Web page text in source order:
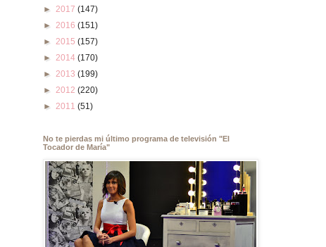
► 2017 (147)
► 2016 (151)
► 2015 (157)
► 2014 (170)
► 2013 (199)
► 2012 (220)
► 2011 (51)
No te pierdas mi último programa de televisión "El
Tocador de María"